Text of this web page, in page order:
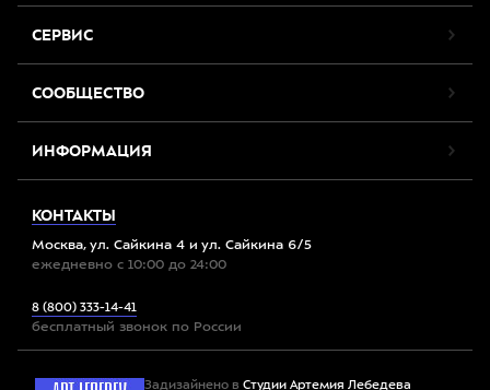
СЕРВИС
СООБЩЕСТВО
ИНФОРМАЦИЯ
КОНТАКТЫ
Москва, ул. Сайкина 4 и ул. Сайкина 6/5
ежедневно с 10:00 до 24:00
8 (800) 333-14-41
бесплатный звонок по России
Задизайнено в Студии Артемия Лебедева